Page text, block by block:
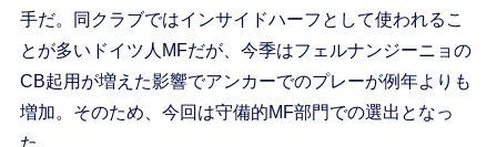
手だ。同クラブではインサイドハーフとして使われるこ
とが多いドイツ人MFだが、今季はフェルナンジーニョの
CB起用が増えた影響でアンカーでのプレーが例年よりも
増加。そのため、今回は守備的MF部門での選出となっ